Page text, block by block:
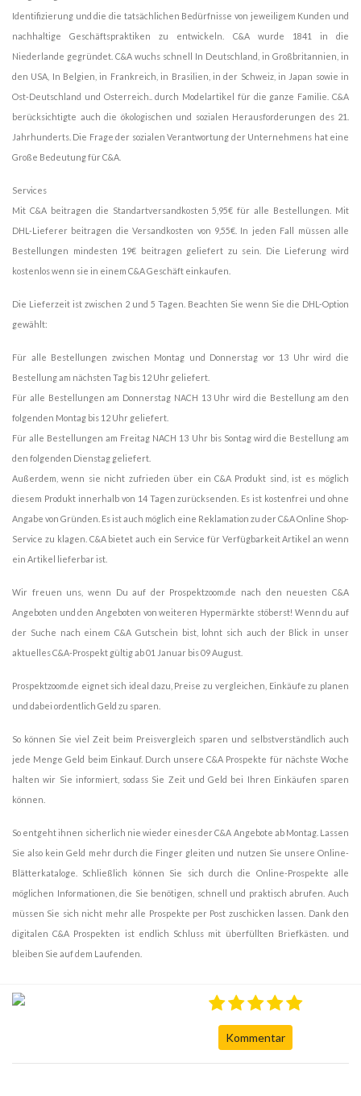
Kommentar
Identifizierung und die die tatsächlichen Bedürfnisse von jeweiligem Kunden und
nachhaltige Geschäftspraktiken zu entwickeln. C&A wurde 1841 in die
Niederlande gegründet. C&A wuchs schnell In Deutschland, in Großbritannien, in
den USA, In Belgien, in Frankreich, in Brasilien, in der Schweiz, in Japan sowie in
Ost-Deutschland und Osterreich.. durch Modelartikel für die ganze Familie. C&A
berücksichtigte auch die ökologischen und sozialen Herausforderungen des 21.
Jahrhunderts. Die Frage der sozialen Verantwortung der Unternehmens hat eine
Große Bedeutung für C&A.
Services
Mit C&A beitragen die Standartversandkosten 5,95€ für alle Bestellungen. Mit
DHL-Lieferer beitragen die Versandkosten von 9,55€. In jeden Fall müssen alle
Bestellungen mindesten 19€ beitragen geliefert zu sein. Die Lieferung wird
kostenlos wenn sie in einem C&A Geschäft einkaufen.
Die Lieferzeit ist zwischen 2 und 5 Tagen. Beachten Sie wenn Sie die DHL-Option
gewählt:
Für alle Bestellungen zwischen Montag und Donnerstag vor 13 Uhr wird die
Bestellung am nächsten Tag bis 12 Uhr geliefert.
Für alle Bestellungen am Donnerstag NACH 13 Uhr wird die Bestellung am den
folgenden Montag bis 12 Uhr geliefert.
Für alle Bestellungen am Freitag NACH 13 Uhr bis Sontag wird die Bestellung am
den folgenden Dienstag geliefert.
Außerdem, wenn sie nicht zufrieden über ein C&A Produkt sind, ist es möglich
diesem Produkt innerhalb von 14 Tagen zurücksenden. Es ist kostenfrei und ohne
Angabe von Gründen. Es ist auch möglich eine Reklamation zu der C&A Online Shop-
Service zu klagen. C&A bietet auch ein Service für Verfügbarkeit Artikel an wenn
ein Artikel lieferbar ist.
Wir freuen uns, wenn Du auf der Prospektzoom.de nach den neuesten C&A
Angeboten und den Angeboten von weiteren Hypermärkte stöberst! Wenn du auf
der Suche nach einem C&A Gutschein bist, lohnt sich auch der Blick in unser
aktuelles C&A-Prospekt gültig ab 01 Januar bis 09 August.
Prospektzoom.de eignet sich ideal dazu, Preise zu vergleichen, Einkäufe zu planen
und dabei ordentlich Geld zu sparen.
So können Sie viel Zeit beim Preisvergleich sparen und selbstverständlich auch
jede Menge Geld beim Einkauf. Durch unsere C&A Prospekte für nächste Woche
halten wir Sie informiert, sodass Sie Zeit und Geld bei Ihren Einkäufen sparen
können.
So entgeht ihnen sicherlich nie wieder eines der C&A Angebote ab Montag. Lassen
Sie also kein Geld mehr durch die Finger gleiten und nutzen Sie unsere Online-
Blätterkataloge. Schließlich können Sie sich durch die Online-Prospekte alle
möglichen Informationen, die Sie benötigen, schnell und praktisch abrufen. Auch
müssen Sie sich nicht mehr alle Prospekte per Post zuschicken lassen. Dank den
digitalen C&A Prospekten ist endlich Schluss mit überfüllten Briefkästen. und
bleiben Sie auf dem Laufenden.